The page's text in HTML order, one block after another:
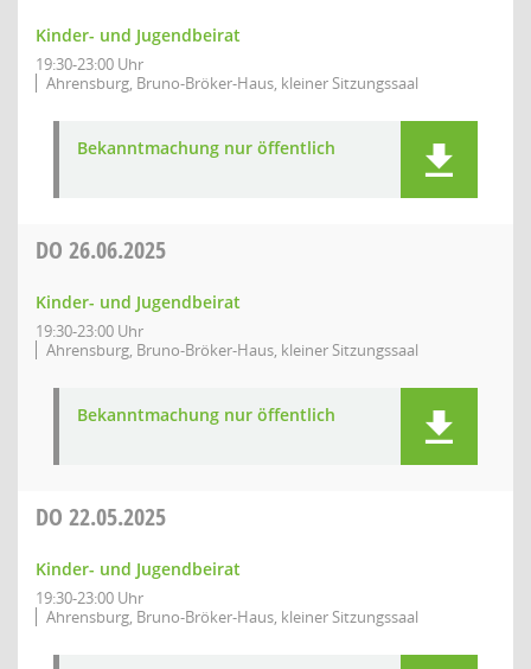
Kinder- und Jugendbeirat
19:30-23:00 Uhr
Ahrensburg, Bruno-Bröker-Haus, kleiner Sitzungssaal
Bekanntmachung nur öffentlich
DO 26.06.2025
Kinder- und Jugendbeirat
19:30-23:00 Uhr
Ahrensburg, Bruno-Bröker-Haus, kleiner Sitzungssaal
Bekanntmachung nur öffentlich
DO 22.05.2025
Kinder- und Jugendbeirat
19:30-23:00 Uhr
Ahrensburg, Bruno-Bröker-Haus, kleiner Sitzungssaal